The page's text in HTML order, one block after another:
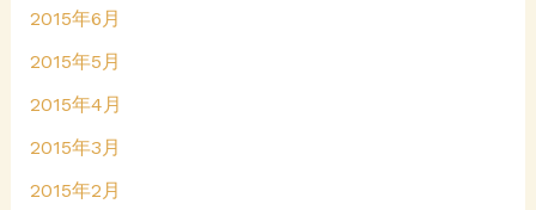
2015年6月
2015年5月
2015年4月
2015年3月
2015年2月